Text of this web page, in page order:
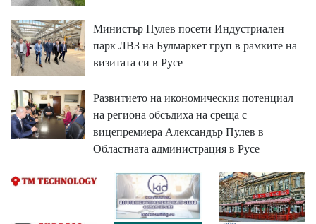
Министър Пулев посети Индустриален
парк ЛВЗ на Булмаркет груп в рамките на
визитата си в Русе
Развитието на икономическия потенциал
на региона обсъдиха на среща с
вицепремиера Александър Пулев в
Областната администрация в Русе